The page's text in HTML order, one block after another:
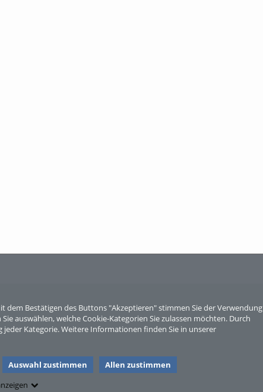
dem Bestätigen des Buttons "Akzeptieren" stimmen Sie der Verwendung
auswählen, welche Cookie-Kategorien Sie zulassen möchten. Durch
jeder Kategorie. Weitere Informationen finden Sie in unserer
Auswahl zustimmen
Allen zustimmen